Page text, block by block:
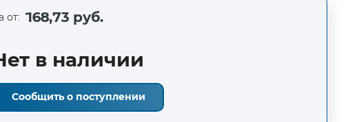
от: 168,73 руб.
в наличии
Сообщить о поступлении